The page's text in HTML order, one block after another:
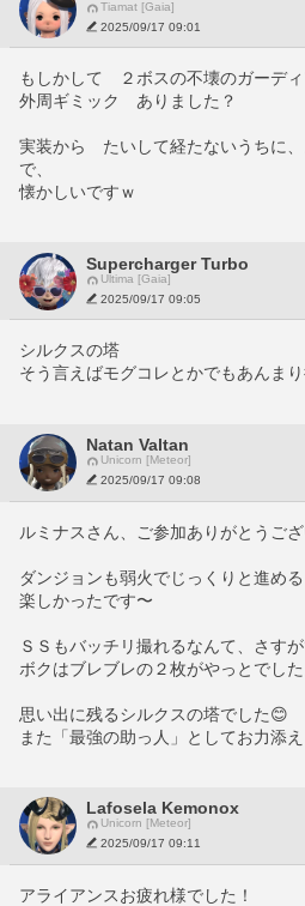
Tiamat [Gaia]
2025/09/17 09:01
もしかして　２ボスの不壊のガーデ
外周ギミック　ありました？
実装から　たいして経たないうちに
で、
懐かしいですｗ
Supercharger Turbo
Ultima [Gaia]
2025/09/17 09:05
シルクスの塔
そう言えばモグコレとかでもあんま
Natan Valtan
Unicorn [Meteor]
2025/09/17 09:08
ルミナスさん、ご参加ありがとうご
ダンジョンも弱火でじっくりと進め
楽しかったです〜
ＳＳもバッチリ撮れるなんて、さすが
ボクはブレブレの２枚がやっとでし
思い出に残るシルクスの塔でした😊
また「最強の助っ人」としてお力添
Lafosela Kemonox
Unicorn [Meteor]
2025/09/17 09:11
アライアンスお疲れ様でした！